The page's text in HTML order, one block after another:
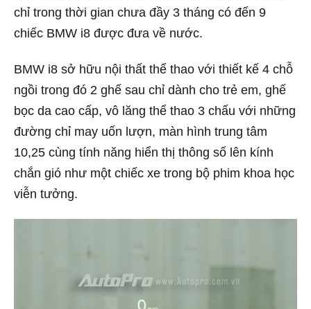
chỉ trong thời gian chưa đầy 3 tháng có đến 9
chiếc BMW i8 được đưa về nước.
BMW i8 sở hữu nội thất thể thao với thiết kế 4 chỗ
ngồi trong đó 2 ghế sau chỉ dành cho trẻ em, ghế
bọc da cao cấp, vô lăng thể thao 3 chấu với những
đường chỉ may uốn lượn, màn hình trung tâm
10,25 cùng tính năng hiển thị thông số lên kính
chắn gió như một chiếc xe trong bộ phim khoa học
viễn tưởng.